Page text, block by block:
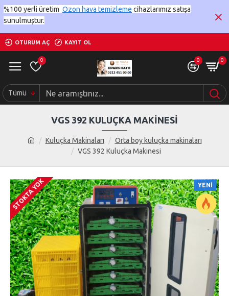
%100 yerli üretim Ozon hava temizleme cihazlarımız satışa
sunulmuştur.
OTURUM AÇ KAYIT OL
0 0 0
Tümü
Kuluçka Makinaları
Orta boy kuluçka makinaları
VGS 392 Kuluçka Makinesi
VGS 392 KULUÇKA MAKINESI
YENI
STOKTA YOK